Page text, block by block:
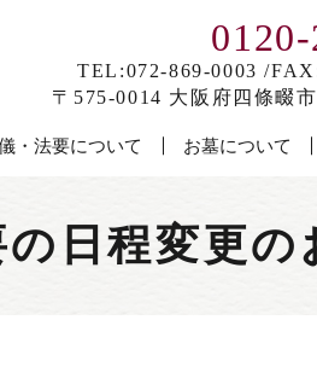
・法要について お墓について
TEL:072-869-0003 /
〒575-0014 大阪府四條畷
日程変更の